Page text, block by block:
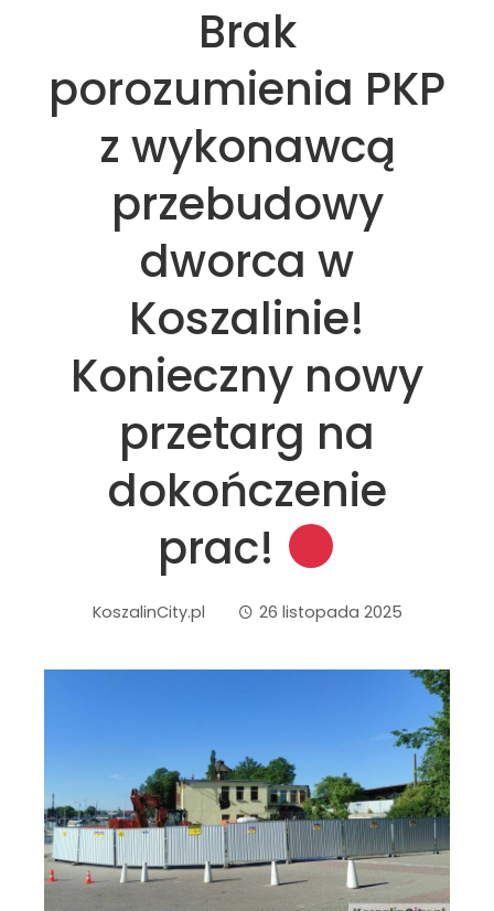
Brak
porozumienia PKP
z wykonawcą
przebudowy
dworca w
Koszalinie!
Konieczny nowy
przetarg na
dokończenie
prac!
KoszalinCity.pl 26 listopada 2025